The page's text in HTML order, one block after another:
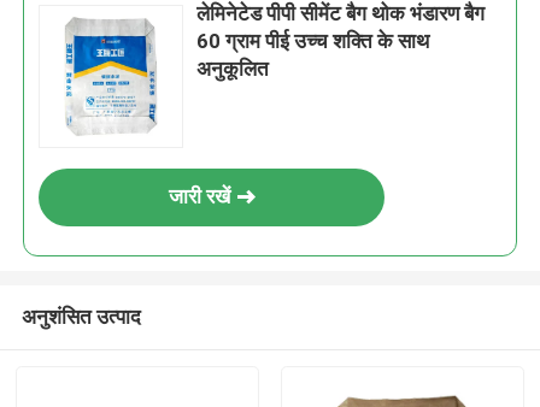
लेमिनेटेड पीपी सीमेंट बैग थोक भंडारण बैग
60 ग्राम पीई उच्च शक्ति के साथ
अनुकूलित
जारी रखें
अनुशंसित उत्पाद